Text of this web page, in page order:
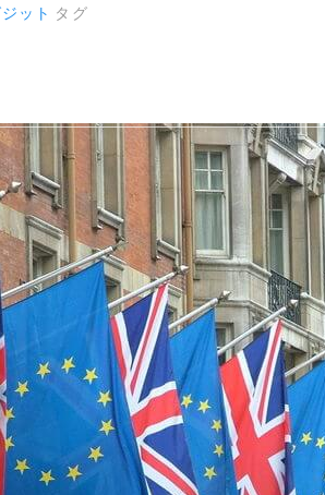
ット タグ